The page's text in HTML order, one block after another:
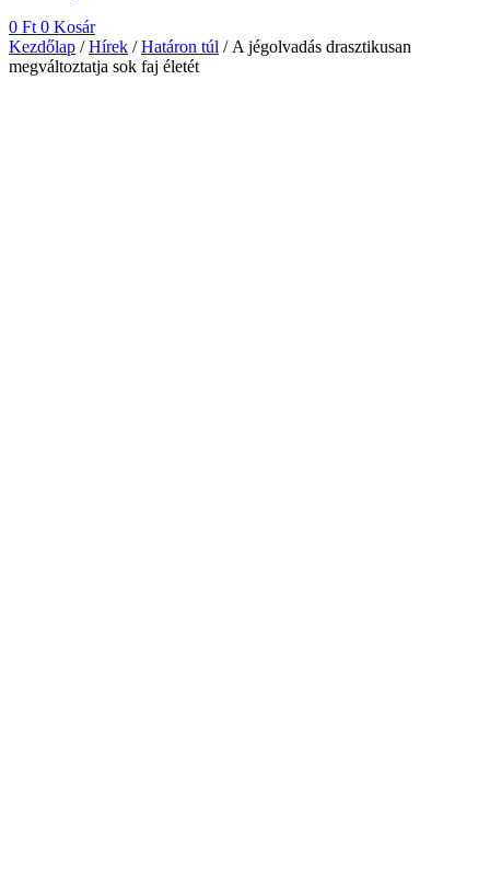
0 Ft 0 Kosár
Kezdőlap /Hírek /Határon túl / A jégolvadás drasztikusan
megváltoztatja sok faj életét